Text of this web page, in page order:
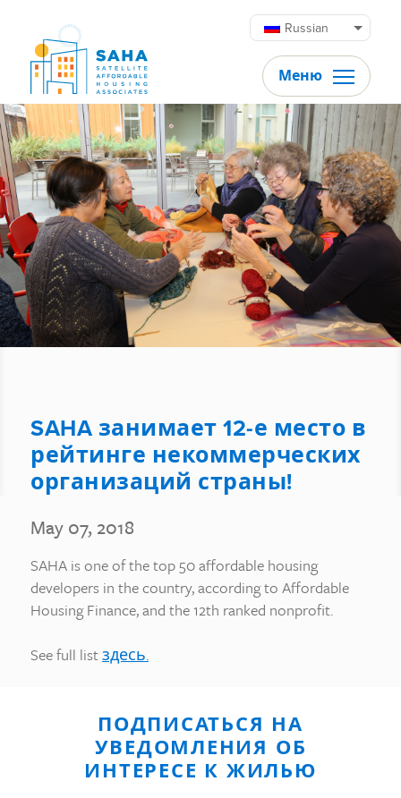
Russian
Меню
SAHA занимает 12-е место в
рейтинге некоммерческих
организаций страны!
May 07, 2018
SAHA is one of the top 50 affordable housing
developers in the country, according to Affordable
Housing Finance, and the 12th ranked nonprofit.
See full listздесь.
ПОДПИСАТЬСЯ НА
УВЕДОМЛЕНИЯ ОБ
ИНТЕРЕСЕ К ЖИЛЬЮ